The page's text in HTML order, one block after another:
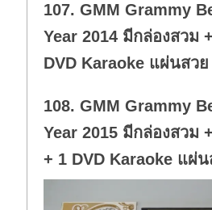
107. GMM Grammy
Year 2014 มีกล่องสวม
DVD Karaoke แผ่นสวย
108. GMM Grammy
Year 2015 มีกล่องสวม
+ 1 DVD Karaoke แผ่น